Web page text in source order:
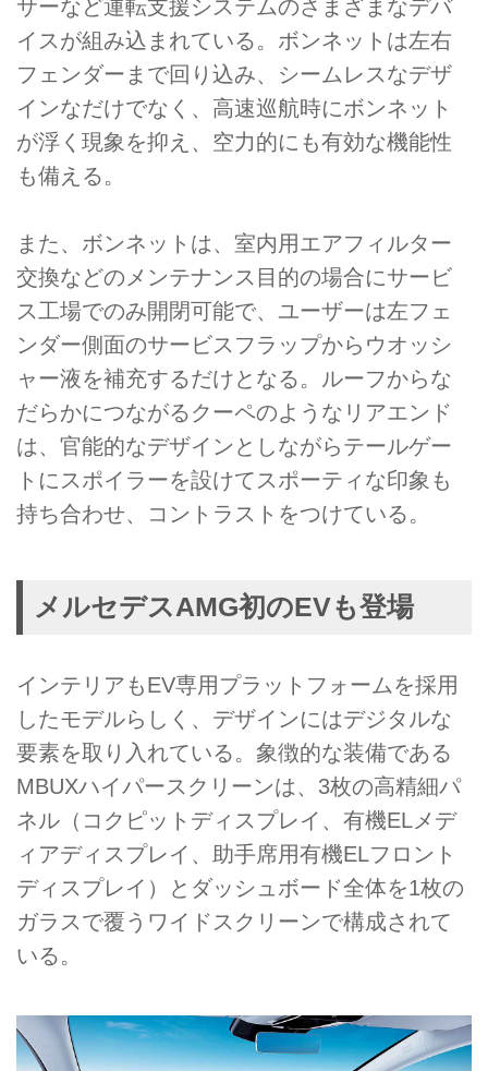
サーなど運転支援システムのさまざまなデバ
イスが組み込まれている。ボンネットは左右
フェンダーまで回り込み、シームレスなデザ
インなだけでなく、高速巡航時にボンネット
が浮く現象を抑え、空力的にも有効な機能性
も備える。
また、ボンネットは、室内用エアフィルター
交換などのメンテナンス目的の場合にサービ
ス工場でのみ開閉可能で、ユーザーは左フェ
ンダー側面のサービスフラップからウオッシ
ャー液を補充するだけとなる。ルーフからな
だらかにつながるクーペのようなリアエンド
は、官能的なデザインとしながらテールゲー
トにスポイラーを設けてスポーティな印象も
持ち合わせ、コントラストをつけている。
メルセデスAMG初のEVも登場
インテリアもEV専用プラットフォームを採用
したモデルらしく、デザインにはデジタルな
要素を取り入れている。象徴的な装備である
MBUXハイパースクリーンは、3枚の高精細パ
ネル（コクピットディスプレイ、有機ELメデ
ィアディスプレイ、助手席用有機ELフロント
ディスプレイ）とダッシュボード全体を1枚の
ガラスで覆うワイドスクリーンで構成されて
いる。